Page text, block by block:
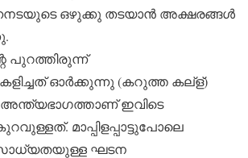
ഒഴുക്കു തടയാന്‍ അക്ഷരങ്ങള്‍
പുറത്തിരുന്ന്
ഓര്‍ക്കുന്നു (കറുത്ത കല്‌ള്)
അന്ത്യഭാഗത്താണ് ഇവിടെ
മാപ്പിളപ്പാട്ടുപോലെ
ഘടന